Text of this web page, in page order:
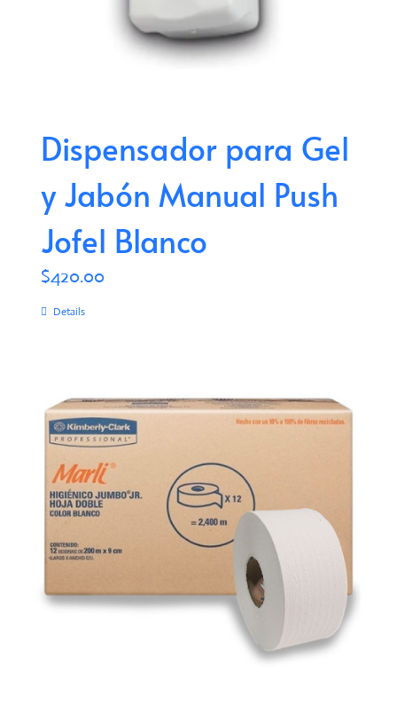
Dispensador para Gel
y Jabón Manual Push
Jofel Blanco
$420.00
Details